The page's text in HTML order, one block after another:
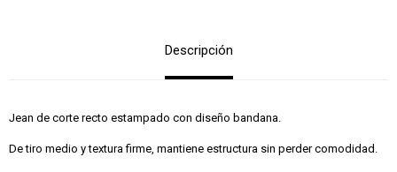
Descripción
Jean de corte recto estampado con diseño bandana.
De tiro medio y textura firme, mantiene estructura sin perder comodidad.